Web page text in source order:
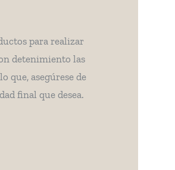
para realizar
detenimiento las
que, asegúrese de
final que desea.